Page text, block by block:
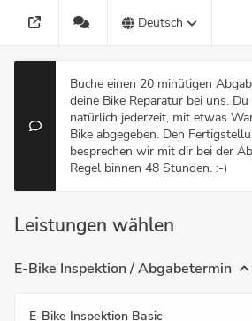
Deutsch
Buche einen 20 minütigen
deine Bike Reparatur bei uns.
natürlich jederzeit, mit etwas
Bike abgegeben. Den
besprechen wir mit dir bei der
Regel binnen 48 Stunden. :-)
Leistungen wählen
E-Bike Inspektion / Abgabetermin
E-Bike Inspektion Basic